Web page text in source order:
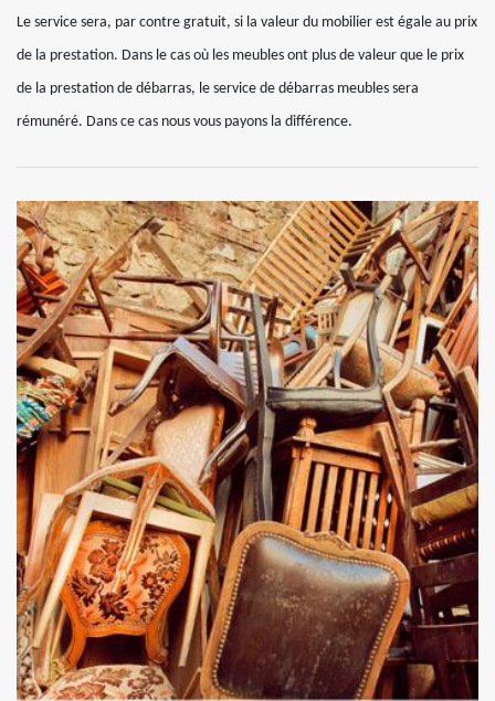
Le service sera, par contre gratuit, si la valeur du mobilier est égale au prix
de la prestation. Dans le cas où les meubles ont plus de valeur que le prix
de la prestation de débarras, le service de débarras meubles sera
rémunéré. Dans ce cas nous vous payons la différence.